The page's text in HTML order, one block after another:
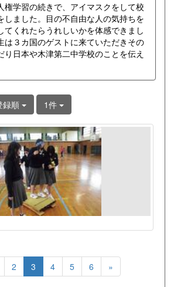
権学習の続きで、アイマスクをして校
しました。目の不自由な人の気持ちを
てくれたらうれしいかを体感できまし
は３カ国のゲストに来ていただきその
り日本や木津第二中学校のことを伝え
録順 1件
2 3 4 5 6 »